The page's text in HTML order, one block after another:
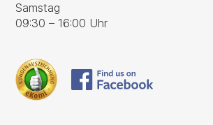
Samstag
09:30 – 16:00 Uhr